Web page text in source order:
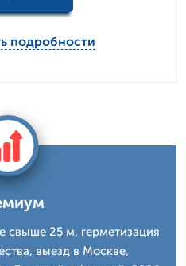
подробности
свыше 25 м, герметизация
выезд в Москве,